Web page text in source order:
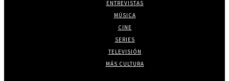
ENTREVISTAS
MÚSICA
CINE
SERIES
TELEVISIÓN
MÁS CULTURA